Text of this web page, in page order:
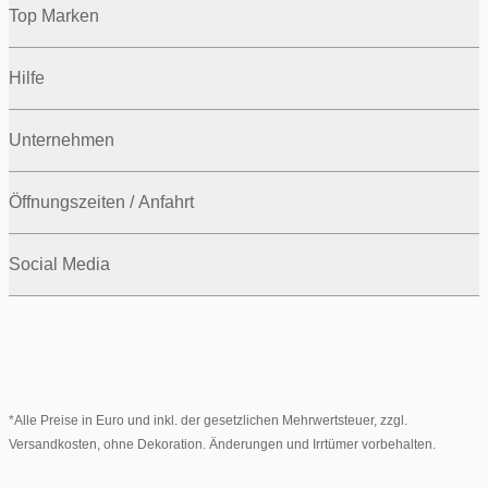
Top Marken
Hilfe
Unternehmen
Öffnungszeiten / Anfahrt
Social Media
*Alle Preise in Euro und inkl. der gesetzlichen Mehrwertsteuer, zzgl.
Versandkosten, ohne Dekoration. Änderungen und Irrtümer vorbehalten.